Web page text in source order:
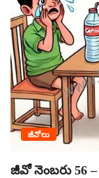
జీవోలు
జీవో నెంబరు 56